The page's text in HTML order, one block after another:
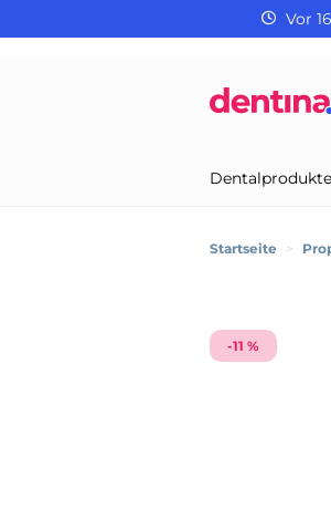
Vor
Dentalprodukte
Startseite >
-11 %